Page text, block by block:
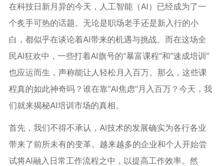
在科技日新月异的今天，人工智能（AI）已经成为了一
个炙手可热的话题。无论是职场老手还是新入行的小
白，都似乎在谈论着AI带来的机遇与挑战。而在这场全
民AI狂欢中，一些打着AI旗号的“暴富课程”和“速成培训”
也应运而生，声称能让人轻松月入百万。那么，这些课
程真的如此神奇吗？谁在靠“AI焦虑”月入百万？今天，我
们就来揭秘AI培训市场的真相。
首先，我们不得不承认，AI技术的发展确实为各行各业
带来了前所未有的变革。越来越多的企业和个人开始尝
试将AI融入日常工作流程之中，以提高工作效率。然